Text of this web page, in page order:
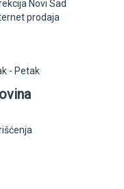
Novi Sad
prodaja
- Petak